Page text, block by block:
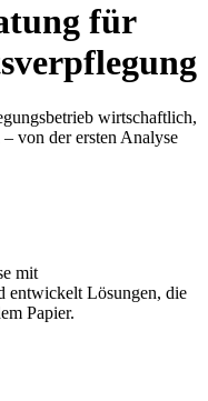
für
wirtschaftlich,
von der ersten Analyse
mit
entwickelt Lösungen, die
Papier.